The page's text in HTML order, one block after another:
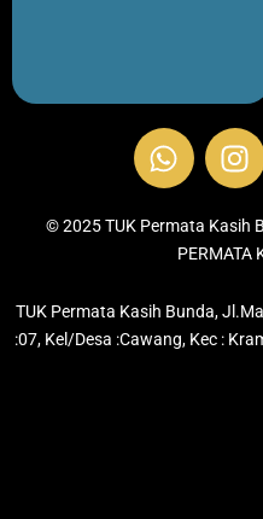
W
h
t
p
p
I
n
t
a
r
a
© 2025 TUK Permata Kasih
PERMATA
TUK Permata Kasih Bunda,
:07, Kel/Desa :Cawang, Kec :